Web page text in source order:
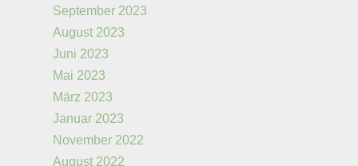
September 2023
August 2023
Juni 2023
Mai 2023
März 2023
Januar 2023
November 2022
August 2022